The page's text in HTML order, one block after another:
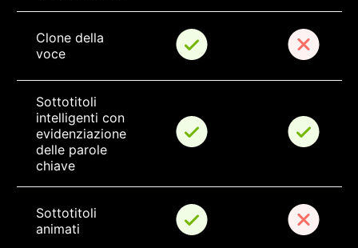
Clone della
voce
Sottotitoli
intelligenti con
evidenziazione
delle parole
chiave
Sottotitoli
animati